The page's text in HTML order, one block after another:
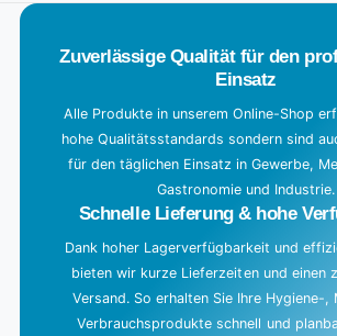
Zuverlässige Qualität für den
Einsatz
Alle Produkte in unserem Online-Shop
hohe Qualitätsstandards sondern sind
für den täglichen Einsatz in Gewerbe,
Gastronomie und Industrie.
Schnelle Lieferung & hohe
Dank hoher Lagerverfügbarkeit und
bieten wir kurze Lieferzeiten und einen
Versand. So erhalten Sie Ihre Hygiene-,
Verbrauchsprodukte schnell und